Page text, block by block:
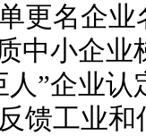
更名企
中小企业
人”企业
馈工业